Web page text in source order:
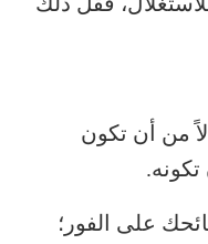
من أن تكون
على الفور؛